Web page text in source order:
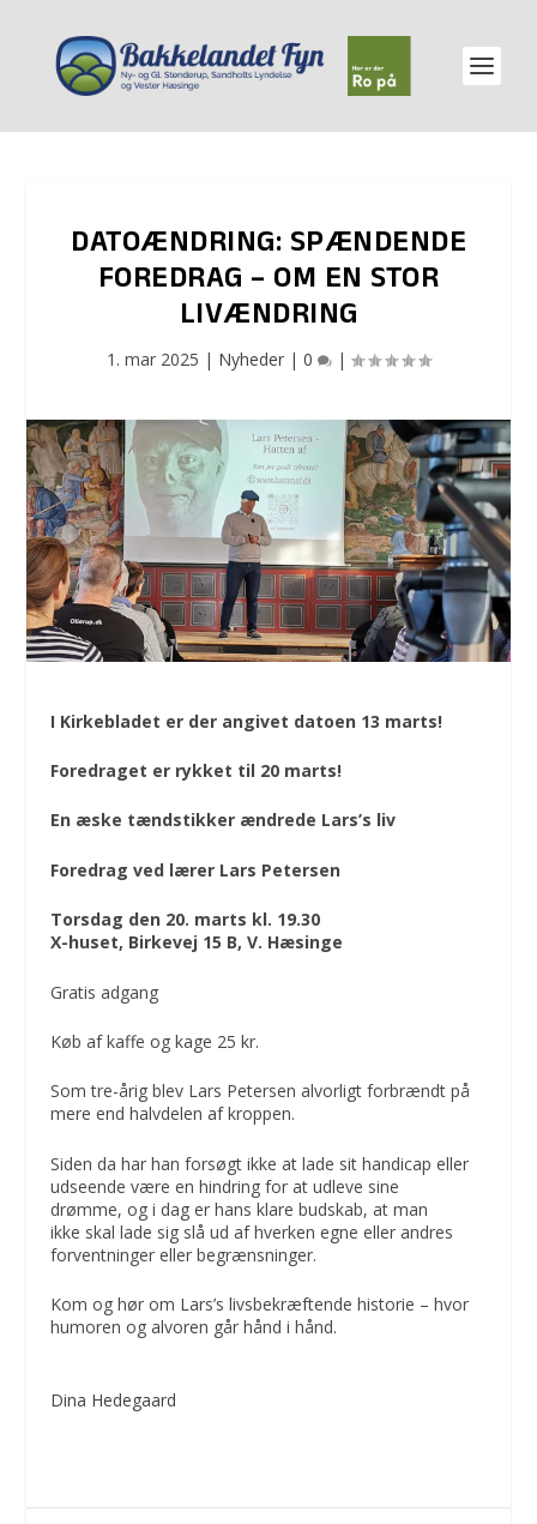
DATOÆNDRING: SPÆNDENDE
FOREDRAG – OM EN STOR
LIVÆNDRING
1. mar 2025 | Nyheder | 0 |
I Kirkebladet er der angivet datoen 13 marts!
Foredraget er rykket til 20 marts!
En æske tændstikker ændrede Lars’s liv
Foredrag ved lærer Lars Petersen
Torsdag den 20. marts kl. 19.30
X-huset, Birkevej 15 B, V. Hæsinge
Gratis adgang
Køb af kaffe og kage 25 kr.
Som tre-årig blev Lars Petersen alvorligt forbrændt på
mere end halvdelen af kroppen.
Siden da har han forsøgt ikke at lade sit handicap eller
udseende være en hindring for at udleve sine
drømme, og i dag er hans klare budskab, at man
ikke skal lade sig slå ud af hverken egne eller andres
forventninger eller begrænsninger.
Kom og hør om Lars’s livsbekræftende historie – hvor
humoren og alvoren går hånd i hånd.
Dina Hedegaard